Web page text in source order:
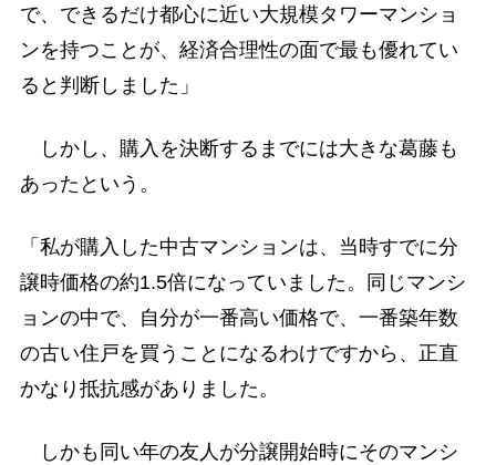
で、できるだけ都心に近い大規模タワーマンショ
ンを持つことが、経済合理性の面で最も優れてい
ると判断しました」
しかし、購入を決断するまでには大きな葛藤も
あったという。
「私が購入した中古マンションは、当時すでに分
譲時価格の約1.5倍になっていました。同じマンシ
ョンの中で、自分が一番高い価格で、一番築年数
の古い住戸を買うことになるわけですから、正直
かなり抵抗感がありました。
しかも同い年の友人が分譲開始時にそのマンシ